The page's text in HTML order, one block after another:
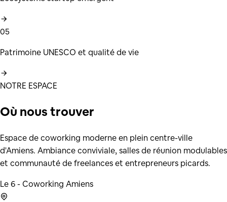
05
Patrimoine UNESCO et qualité de vie
NOTRE ESPACE
Où noustrouver
Espace de coworking moderne en plein centre-ville
d'Amiens. Ambiance conviviale, salles de réunion modulables
et communauté de freelances et entrepreneurs picards.
Le 6 - Coworking Amiens